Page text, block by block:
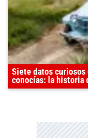
Siete datos curiosos
conocías: la historia